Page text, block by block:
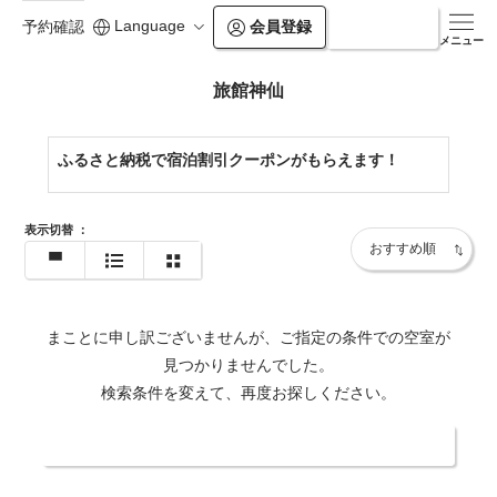
予約確認 Language 会員登録
メニュー
旅館神仙
ふるさと納税で宿泊割引クーポンがもらえます！
表示切替 ：
まことに申し訳ございませんが、ご指定の条件での空室が
見つかりませんでした。
検索条件を変えて、再度お探しください。